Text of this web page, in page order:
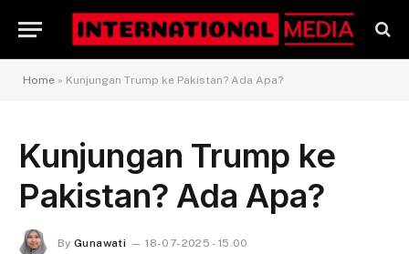
Home » Kunjungan Trump ke Pakistan? Ada Apa?
Kunjungan Trump ke
Pakistan? Ada Apa?
By Gunawati
18-07-2025 - 15.00